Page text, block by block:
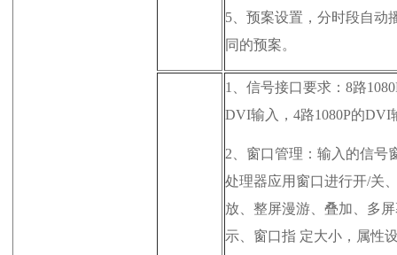
5、 预案设置，分时段自动
同的预案。
1、 信号接口要求：8路
DVI输入，4路1080P的DVI
2、 窗口管理：输入的信号
处理器应用窗口进行开/关
放、整屏漫游、叠加、多
示、窗口指 定大小，属性